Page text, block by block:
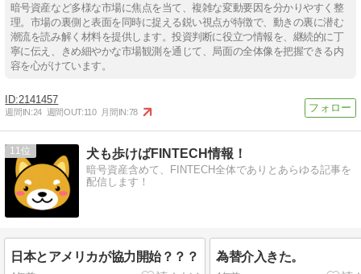
暗号資産など多様な市場に焦点を当て、複雑な変動要因を分かりやすく整
理。市場の裏側と表面を同時に捉える鋭い視点が特徴で、動きの裏に潜む
潮流を読み解く材料を提供します。投資判断に役立つ情報を、継続的に丁
寧に伝え、きめ細やかな市場観測を通じて、局面の全体像を把握できる内
容を心がけています。
2141457
週間IN:24 週間OUT:110 月間IN:78
11 犬も歩けばFINTECH情報！
暗号資産含めて、FINTECH全体でありとあらゆる記事を
配信します！
日本とアメリカが協力開始？？？ 為替介入きた。